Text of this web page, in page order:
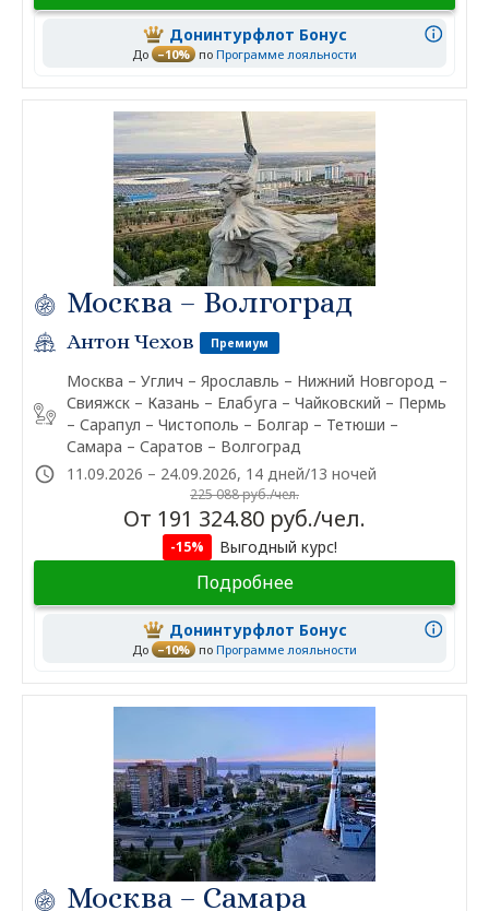
Донинтурфлот Бонус
До –10% по Программе лояльности
Москва – Волгоград
Антон Чехов Премиум
Москва – Углич – Ярославль – Нижний Новгород –
Свияжск – Казань – Елабуга – Чайковский – Пермь
– Сарапул – Чистополь – Болгар – Тетюши –
Самара – Саратов – Волгоград
11.09.2026 – 24.09.2026, 14 дней/13 ночей
225 088 руб./чел.
От 191 324.80 руб./чел.
-15% Выгодный курс!
Подробнее
Донинтурфлот Бонус
До –10% по Программе лояльности
Москва – Самара